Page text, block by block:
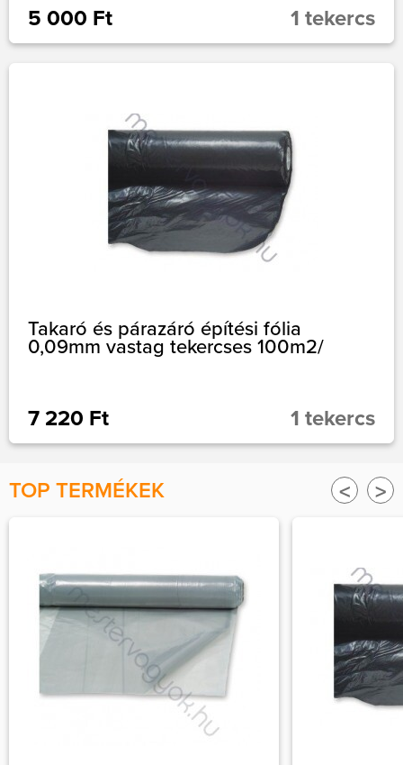
5 000 Ft 1 tekercs
Takaró és párazáró építési fólia
0,09mm vastag tekercses 100m2/
7 220 Ft 1 tekercs
< >
TOP TERMÉKEK